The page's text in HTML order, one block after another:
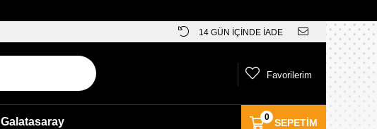
14 GÜN İÇİNDE İADE
SEPETIM
0
Favorilerim
Galatasaray